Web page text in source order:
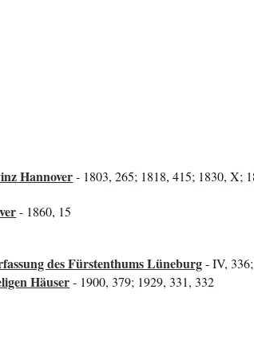
Hannover- 1803, 265; 1818, 415; 1830, X;
- 1860, 15
des Fürstenthums Lüneburg- IV,
Häuser- 1900, 379; 1929, 331, 332